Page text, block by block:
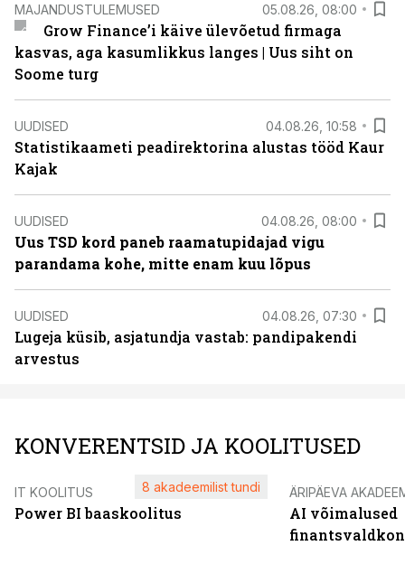
MAJANDUSTULEMUSED 05.08.26, 08:00
Grow Finance’i käive ülevõetud firmaga
kasvas, aga kasumlikkus langes | Uus siht on
Soome turg
UUDISED 04.08.26, 10:58
Statistikaameti peadirektorina alustas tööd Kaur
Kajak
UUDISED 04.08.26, 08:00
Uus TSD kord paneb raamatupidajad vigu
parandama kohe, mitte enam kuu lõpus
UUDISED 04.08.26, 07:30
Lugeja küsib, asjatundja vastab: pandipakendi
arvestus
KONVERENTSID JA KOOLITUSED
IT KOOLITUS
Power BI baaskoolitus
8 akadeemilist tundi ÄRIPÄEVA
AI võimalused